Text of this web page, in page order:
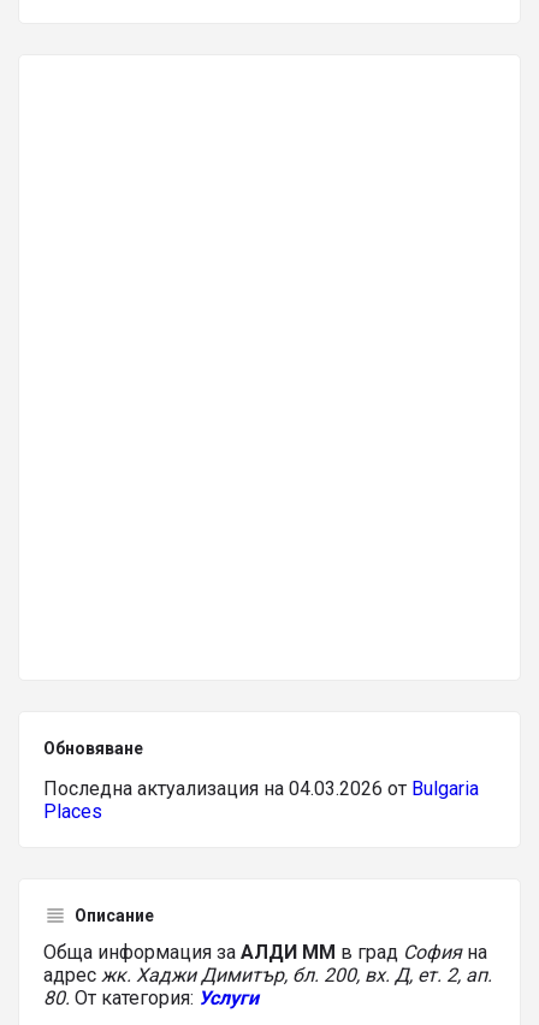
Обновяване
Последна актуализация на 04.03.2026 от Bulgaria
Places
Описание
Обща информация за АЛДИ ММ в град София на
адрес жк. Хаджи Димитър, бл. 200, вх. Д, ет. 2, ап.
80. От категория: Услуги